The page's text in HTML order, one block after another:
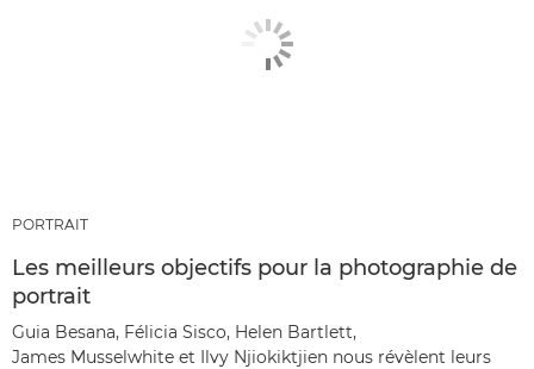
PORTRAIT
Les meilleurs objectifs pour la photographie de
portrait
Guia Besana, Félicia Sisco, Helen Bartlett,
James Musselwhite et Ilvy Njiokiktjien nous révèlent leurs